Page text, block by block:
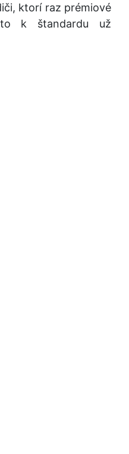
ktorí raz prémiové
k štandardu už